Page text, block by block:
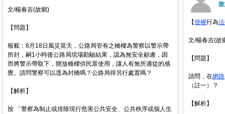
文/楊春吉(故鄉)
【問題】
報載：8月18日風災當天，公路局管有之橋樑為警察以警示帶
所封，嗣1小時後公路局現場勘驗結果，認為無安全顧慮，因
而將警示帶取下，開放橋樑供民眾使用，讓人有無所適從的感
覺。請問警察可以逕為封橋嗎？公路局得另行處置嗎？
【解析】
按 「警察為制止或排除現行危害公共安全、公共秩序或個人生
【侵權行為
文/楊春吉(故
【問題】
請問，在網路
（註一）？
【解析】